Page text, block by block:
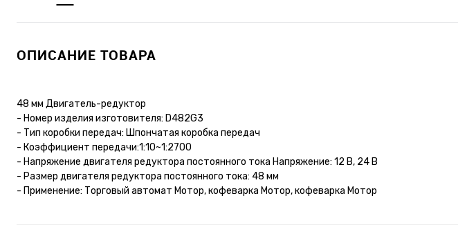
ОПИСАНИЕ ТОВАРА
48 мм Двигатель-редуктор
- Номер изделия изготовителя: D482G3
- Тип коробки передач: Шпончатая коробка передач
- Коэффициент передачи:1:10~1:2700
- Напряжение двигателя редуктора постоянного тока Напряжение: 12 В, 24 В
- Размер двигателя редуктора постоянного тока: 48 мм
- Применение: Торговый автомат Мотор, кофеварка Мотор, кофеварка Мотор